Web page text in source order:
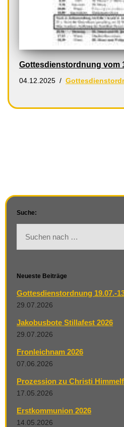
Gottesdienstordnung vom
04.12.2025
Suche:
Neueste Beiträge
Gottesdienstordnung 19.07.-
29.07.2026
Jakobusbote Stillafest 2026
29.07.2026
Fronleichnam 2026
07.06.2026
Prozession zu Christi
17.05.2026
Erstkommunion 2026
14.05.2026